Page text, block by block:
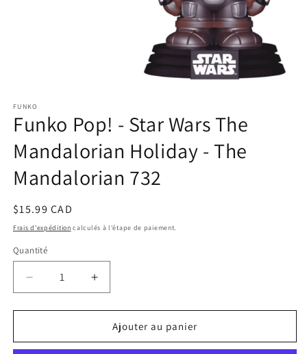
média
1
dans
fenêtre
modale
FUNKO
Funko Pop! - Star Wars The
Mandalorian Holiday - The
Mandalorian 732
Prix
habituel
$15.99 CAD
Frais d'expédition calculés à l'étape de paiement.
Quantité
Réduire
la
quantité
Funko
Augmenter
la
quantité
Funko
Ajouter au panier